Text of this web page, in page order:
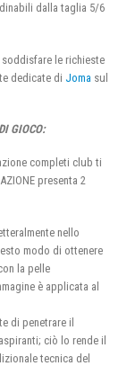
dalla taglia 5/6
le richieste
dedicate di Joma sul
GIOCO:
completi club ti
presenta 2
nello
modo di ottenere
la pelle
è applicata al
di penetrare il
ciò lo rende il
tecnica del